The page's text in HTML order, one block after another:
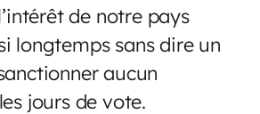
de notre pays
longtemps sans dire un
aucun
jours de vote.